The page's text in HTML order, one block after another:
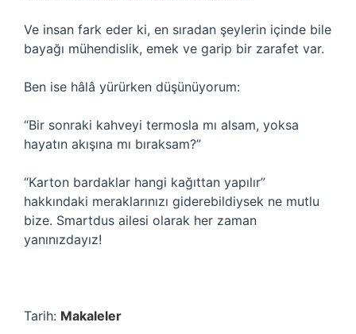
Ve insan fark eder ki, en sıradan şeylerin içinde bile
bayağı mühendislik, emek ve garip bir zarafet var.
Ben ise hâlâ yürürken düşünüyorum:
“Bir sonraki kahveyi termosla mı alsam, yoksa
hayatın akışına mı bıraksam?”
“Karton bardaklar hangi kağıttan yapılır”
hakkındaki meraklarınızı giderebildiysek ne mutlu
bize. Smartdus ailesi olarak her zaman
yanınızdayız!
Tarih: Makaleler